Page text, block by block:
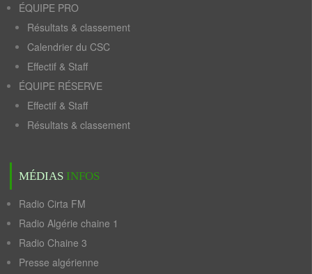
ÉQUIPE PRO
Résultats & classement
Calendrier du CSC
Effectif & Staff
ÉQUIPE RÉSERVE
Effectif & Staff
Résultats & classement
MÉDIAS INFOS
Radio Cirta FM
Radio Algérie chaine 1
Radio Chaine 3
Presse algérienne